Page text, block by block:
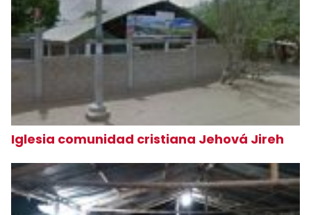
Iglesia comunidad cristiana Jehová Jireh